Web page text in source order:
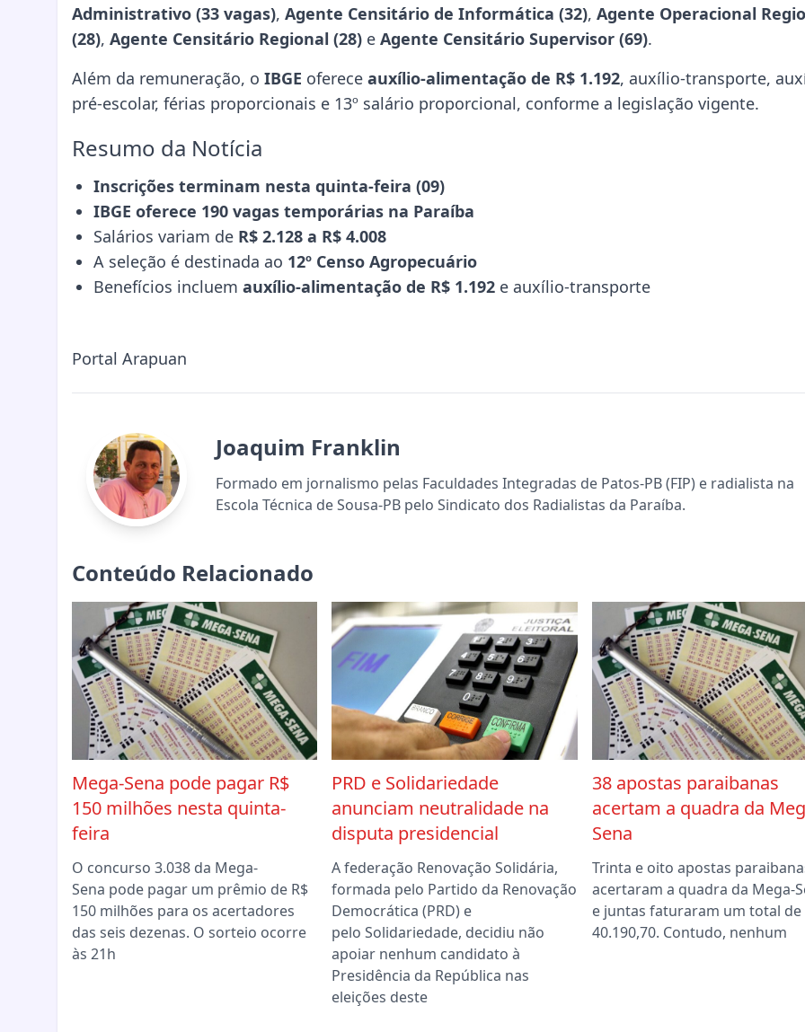
Administrativo (33 vagas), Agente Censitário de Informática (32), Agente Operacional
(28), Agente Censitário Regional (28) e Agente Censitário Supervisor (69).
Além da remuneração, o IBGE oferece auxílio-alimentação de R$ 1.192, auxílio-transporte,
pré-escolar, férias proporcionais e 13º salário proporcional, conforme a legislação vigente.
Resumo da Notícia
Inscrições terminam nesta quinta-feira (09)
IBGE oferece 190 vagas temporárias na Paraíba
Salários variam de R$ 2.128 a R$ 4.008
A seleção é destinada ao 12º Censo Agropecuário
Benefícios incluem auxílio-alimentação de R$ 1.192 e auxílio-transporte
Portal Arapuan
Joaquim Franklin
Formado em jornalismo pelas Faculdades Integradas de Patos-PB (FIP) e radialista na
Escola Técnica de Sousa-PB pelo Sindicato dos Radialistas da Paraíba.
Conteúdo Relacionado
Mega-Sena pode pagar R$
150 milhões nesta quinta-
feira
O concurso 3.038 da Mega-
Sena pode pagar um prêmio de R$
150 milhões para os acertadores
das seis dezenas. O sorteio ocorre
às 21h
PRD e Solidariedade
anunciam neutralidade na
disputa presidencial
A federação Renovação Solidária,
formada pelo Partido da Renovação
Democrática (PRD) e
pelo Solidariedade, decidiu não
apoiar nenhum candidato à
Presidência da República nas
eleições deste
38 apostas paraibanas
acertam a quadra da
Sena
Trinta e oito apostas
acertaram a quadra da Mega-
e juntas faturaram um total de
40.190,70. Contudo, nenhum